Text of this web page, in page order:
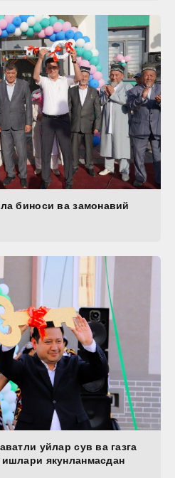
биноси ва замонавий
уйлар сув ва газга
якунланмасдан